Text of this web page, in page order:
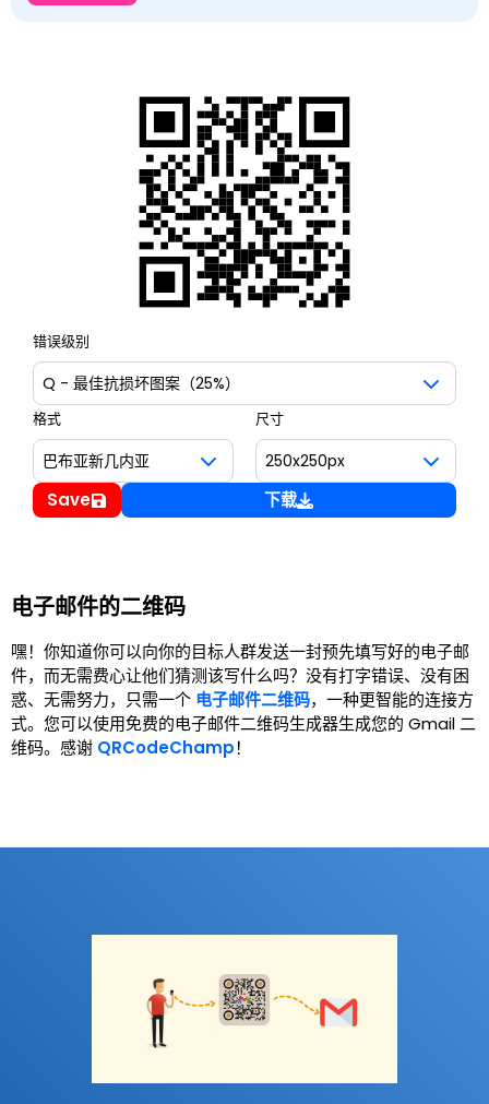
错误级别
格式 尺寸
Save 下载
电子邮件的二维码
嘿！你知道你可以向你的目标人群发送一封预先填写好的电子邮
件，而无需费心让他们猜测该写什么吗？没有打字错误、没有困
惑、无需努力，只需一个 电子邮件二维码，一种更智能的连接方
式。您可以使用免费的电子邮件二维码生成器生成您的 Gmail 二
维码。感谢 QRCodeChamp！